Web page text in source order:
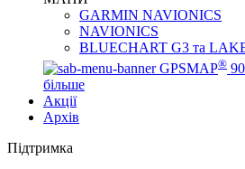
GARMIN NAVIONICS
NAVIONICS
BLUECHART G3 та
GPSMAP®
більше
Акції
Архів
Підтримка